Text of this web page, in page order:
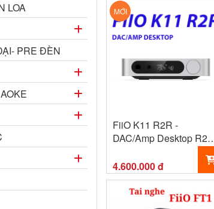
LOA
PRE ĐÈN
MỚI
FiiO K11 R2R -
DAC/Amp Desktop R2R
NOS/OS, Công suất
1300mW
4.600.000 đ